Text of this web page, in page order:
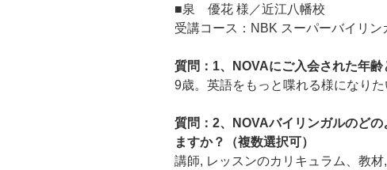
■泉 優花 様／近江八幡校
受講コース：NBK スーパーバイリ
質問：1、NOVAにご入会された年齢
9歳。英語をもっと喋れる様になりた
質問：2、NOVAバイリンガルのど
ますか？（複数選択可）
講師, レッスンのカリキュラム、教